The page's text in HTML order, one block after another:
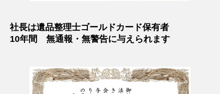
社長は遺品整理士ゴールドカード保有者
10年間 無通報・無警告に与えられます